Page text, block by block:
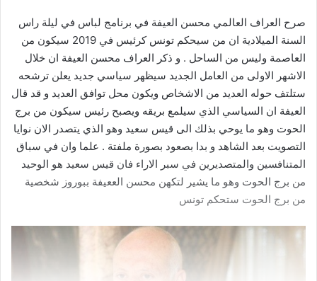
صرح العراف العالمي محسن العيفة في برنامج لباس في ليلة راس
السنة الميلادية ان من سيحكم تونس كرئيس في 2019 سيكون من
العاصمة وليس من الساحل . و ذكر العراف محسن العيفة ان خلال
الاشهر الاولى من العامل الجديد سيظهر سياسي جديد يعلن ترشحه
ستلتف حوله العديد من الاشخاص ويكون محل توافق العديد و قد قال
العيفة ان السياسي الذي سيلمع بريقه ويصبح رئيس سيكون من برج
الحوت وهو ما يوحي بذلك الى قيس سعيد وهو الذي يتصدر الان نوايا
التصويت بعد الشاهد و بدا بصعود بصورة ملفتة . علما وان في سباق
المتنافسين والمتصديرين في سبر الاراء فان قيس سعيد هو الوحيد
من برج الحوت وهو ما يشير لتكهن محسن الععيفة ببوروز شخصية
من برج الحوت ستحكم تونس